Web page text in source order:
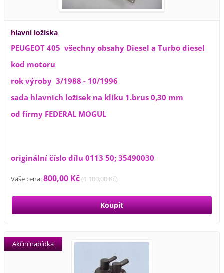
hlavní ložiska
PEUGEOT 405 všechny obsahy Diesel a Turbo diesel
kod motoru
rok výroby 3/1988 - 10/1996
sada hlavních ložisek na kliku 1.brus 0,30 mm
od firmy FEDERAL MOGUL
originální číslo dílu 0113 50; 35490030
Vaše cena:800,00 Kč(1 100,00 Kč)
Akční nabídka